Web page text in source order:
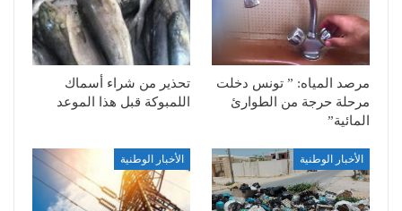
مرصد المياه: ” تونس دخلت
مرحلة حرجة من الطوارئ
المائية”
تحذير من شراء أسماك
اللمبوكة قبل هذا الموعد
الأخبار الوطنية الأخبار الوطنية